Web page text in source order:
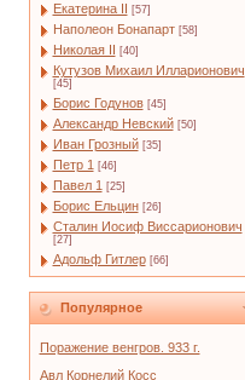
Екатерина II [57]
Наполеон Бонапарт [58]
Николая II [40]
Кутузов Михаил Илларионович
[45]
Борис Годунов [45]
Александр Невский [50]
Иван Грозный [35]
Петр 1 [46]
Павел 1 [25]
Борис Ельцин [26]
Сталин Иосиф Виссарионович
[27]
Адольф Гитлер [66]
Популярное
Поражение венгров. 933 г.
Авл Корнелий Косс